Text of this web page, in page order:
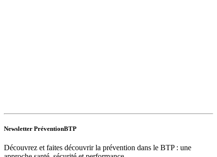
Newsletter PréventionBTP
Découvrez et faites découvrir la prévention dans le BTP : une